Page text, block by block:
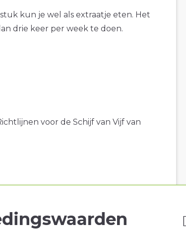
kun je wel als extraatje eten. Het
drie keer per week te doen.
voor de Schijf van Vijf van